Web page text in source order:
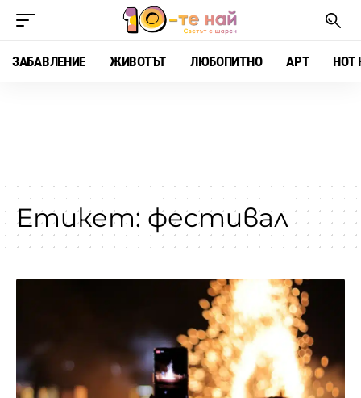
ЗАБАВЛЕНИЕ ЖИВОТЪТ ЛЮБОПИТНО АРТ HOT
Етикет: фестивал